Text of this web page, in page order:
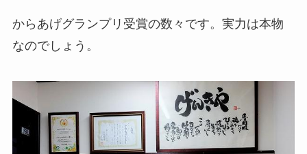
からあげグランプリ受賞の数々です。実力は本物
なのでしょう。